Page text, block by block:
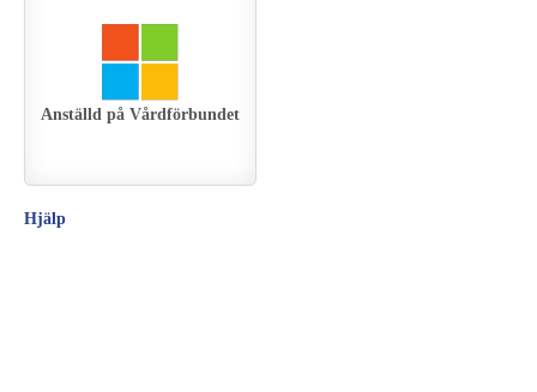
Anställd på Vårdförbundet
Hjälp